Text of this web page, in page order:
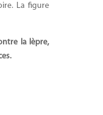
La figure
la lèpre,